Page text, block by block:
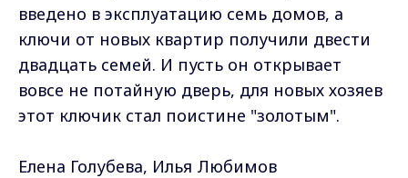
введено в эксплуатацию семь домов, а
ключи от новых квартир получили двести
двадцать семей. И пусть он открывает
вовсе не потайную дверь, для новых хозяев
этот ключик стал поистине "золотым".
Елена Голубева, Илья Любимов